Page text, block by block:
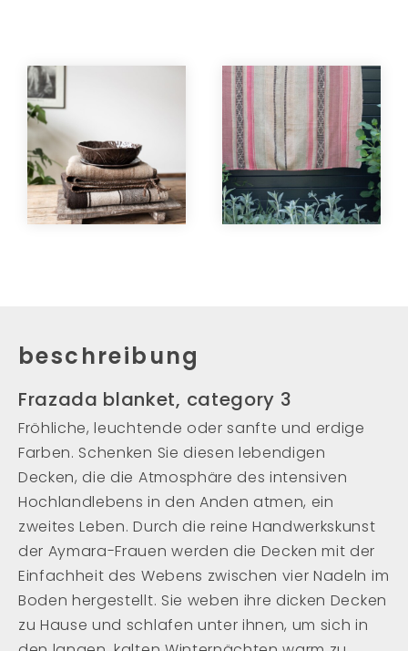
beschreibung
Frazada blanket, category 3
Fröhliche, leuchtende oder sanfte und erdige
Farben. Schenken Sie diesen lebendigen
Decken, die die Atmosphäre des intensiven
Hochlandlebens in den Anden atmen, ein
zweites Leben. Durch die reine Handwerkskunst
der Aymara-Frauen werden die Decken mit der
Einfachheit des Webens zwischen vier Nadeln im
Boden hergestellt. Sie weben ihre dicken Decken
zu Hause und schlafen unter ihnen, um sich in